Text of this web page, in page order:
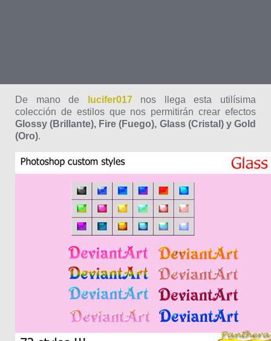
De mano de lucifer017nos llega esta utilísima
colección de estilos que nos permitirán crear efectos
Glossy (Brillante), Fire (Fuego), Glass (Cristal) y Gold
(Oro).